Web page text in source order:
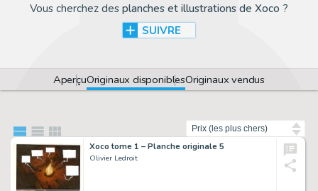
Vous cherchez des planches et illustrations de Xoco ?
SUIVRE
AperçuOriginaux disponiblesOriginaux vendus
Xoco tome 1 – Planche originale 5
Olivier Ledroit